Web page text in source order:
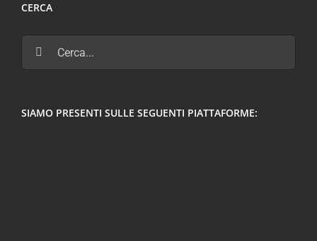
CERCA
Cerca
per:
SIAMO PRESENTI SULLE SEGUENTI PIATTAFORME: